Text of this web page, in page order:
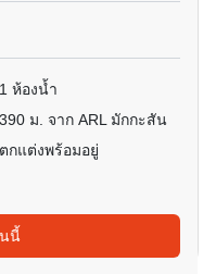
1 ห้องน้ำ
390 ม. จาก ARL มักกะสัน
ตกแต่งพร้อมอยู่
นี้